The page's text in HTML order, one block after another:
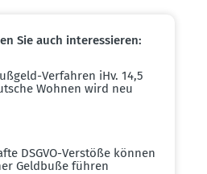
Sie auch inter­es­sieren:
Verfahren iHv. 14,5
Wohnen wird neu
DSGVO-Verstöße können
Geldbuße führen